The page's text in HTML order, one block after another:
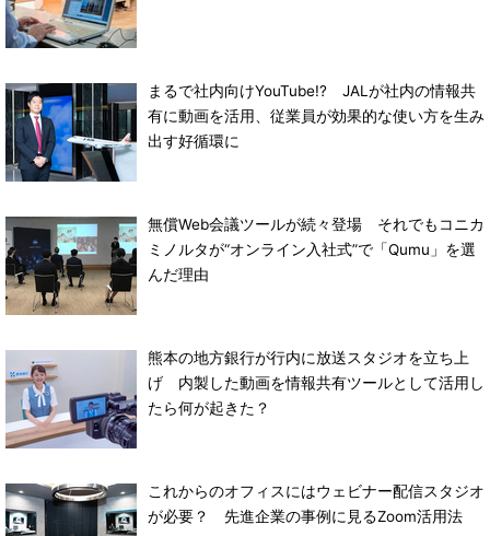
まるで社内向けYouTube!? JALが社内の情報共
有に動画を活用、従業員が効果的な使い方を生み
出す好循環に
無償Web会議ツールが続々登場 それでもコニカ
ミノルタが“オンライン入社式”で「Qumu」を選
んだ理由
熊本の地方銀行が行内に放送スタジオを立ち上
げ 内製した動画を情報共有ツールとして活用し
たら何が起きた？
これからのオフィスにはウェビナー配信スタジオ
が必要？ 先進企業の事例に見るZoom活用法